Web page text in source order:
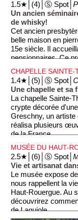
1.5★│(4)│Ⓢ Spot│
Un ancien
de whisky!
Cet ancien
belle maison en
15e siècle. Il
pensionnaires. Ce
prêtres au diocèse
la distillerie de
CHAPELLE SAINTE-
1.4★│(5)│Ⓢ Spot│
Une chapelle et sa
La chapelle Sainte-
crypte décorée
Greschny, un artiste
réalisa plusieurs
de la France.
MUSÉE DU HAUT-
2.5★│(6)│Ⓢ Spot│
Vie et artisanat
Le musée expose
nous rappellent la
Haut-Rouergue. Au
découvrirez
de Laguiole.